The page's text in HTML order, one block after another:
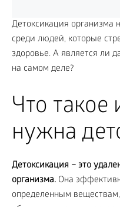
Детоксикация организма
среди людей, которые
здоровье. А является ли
на самом деле?
Что такое
нужна
Детоксикация – это
организма. Она
определенным